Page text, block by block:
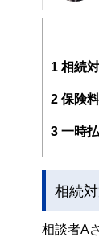
1 相続
2 保険
3 一時
相続
相談者A